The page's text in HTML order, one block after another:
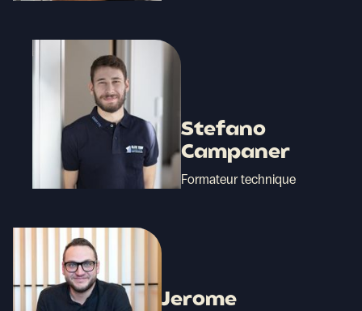
Stefano
Campaner
Formateur technique
Jerome